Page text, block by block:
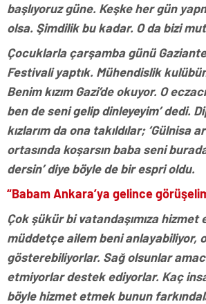
başlıyoruz güne. Keşke her gün
olsa. Şimdilik bu kadar. O da bizi
Çocuklarla çarşamba günü
Festivali yaptık. Mühendislik
Benim kızım Gazi’de okuyor. O
ben de seni gelip dinleyeyim’ dedi.
kızlarım da ona takıldılar; ‘Gülnisa
ortasında koşarsın baba seni
dersin’ diye böyle de bir espri oldu.
“Babam Ankara’ya gelince
Çok şükür bi vatandaşımıza hizmet
müddetçe ailem beni anlayabiliyor,
gösterebiliyorlar. Sağ olsunlar
etmiyorlar destek ediyorlar. Kaç
böyle hizmet etmek bunun